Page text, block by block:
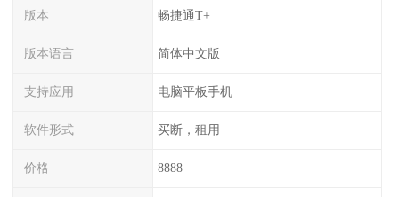
版本 畅捷通T+
版本语言 简体中文版
支持应用 电脑平板手机
软件形式 买断，租用
价格 8888